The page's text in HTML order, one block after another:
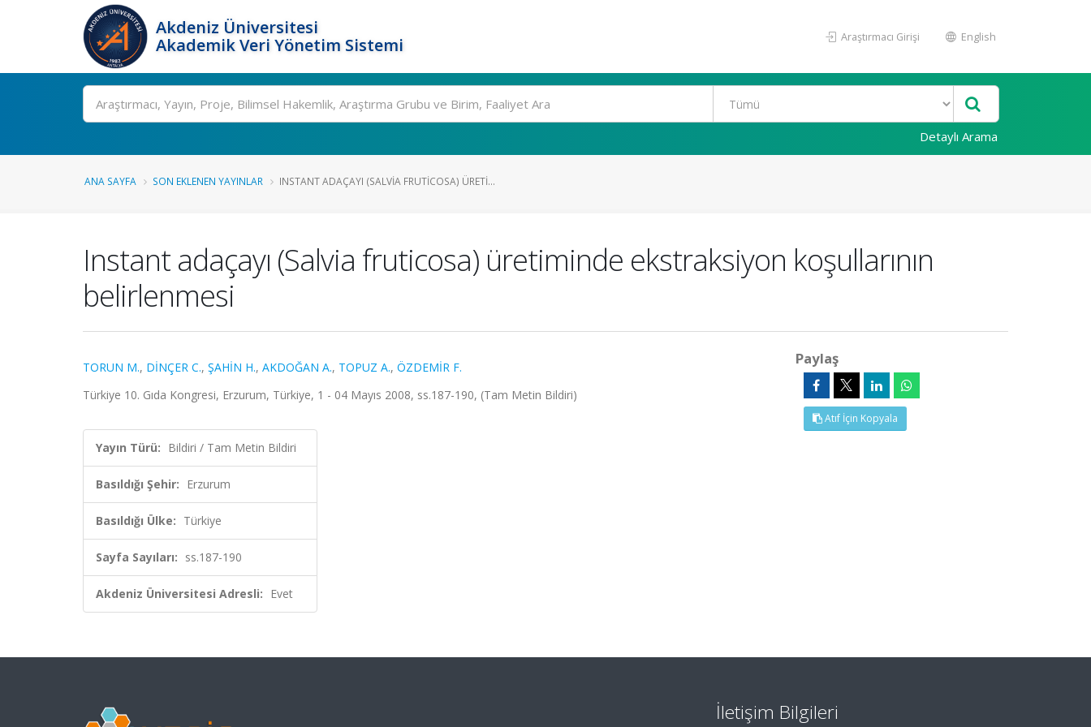
Akdeniz Üniversitesi
Akademik Veri Yönetim Sistemi
Araştırmacı Girişi English
Ara
Detaylı Arama
ANA SAYFA SON EKLENEN YAYINLAR INSTANT ADAÇAYI (SALVIA FRUTICOSA) ÜRETI...
Instant adaçayı (Salvia fruticosa) üretiminde ekstraksiyon koşullarının
belirlenmesi
TORUN M., DİNÇER C., ŞAHİN H., AKDOĞAN A., TOPUZ A., ÖZDEMİR F.
Türkiye 10. Gıda Kongresi, Erzurum, Türkiye, 1 - 04 Mayıs 2008, ss.187-190, (Tam Metin Bildiri)
Yayın Türü: Bildiri / Tam Metin Bildiri
Basıldığı Şehir: Erzurum
Basıldığı Ülke: Türkiye
Sayfa Sayıları: ss.187-190
Akdeniz Üniversitesi Adresli: Evet
Paylaş
Atıf İçin Kopyala
İletişim Bilgileri